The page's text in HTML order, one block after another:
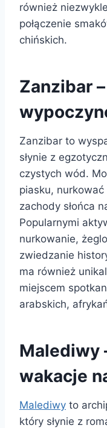
również
połączenie
chińskich.
Zanzibar
Zanzibar to
słynie z
czystych wód.
piasku,
zachody słońca
Popularnymi
nurkowanie,
zwiedzanie
ma również
miejscem
arabskich,
Malediwy
wakacje
Malediwy to
który słynie z